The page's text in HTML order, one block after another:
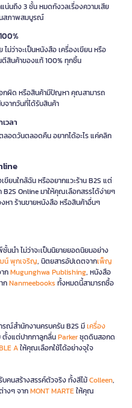
น่นถึง 3 ชั้น หมดกังวลเรื่องความเสีย
สภาพสมบูรณ์
ม่ว่าจะเป็นหนังสือ เครื่องเขียน หรือ
ตีสินค้าของแท้ 100% ทุกชิ้น
อกผิด หรือสินค้ามีปัญหา คุณสามารถ
จากวันที่ได้รับสินค้า
วลา
อดวันตลอดคืน อยากได้อะไร แค่คลิก
ยนใกล้ฉัน หรืออยากแวะร้าน B2S แต่
B2S Online มาให้คุณเลือกสรรได้ง่ายๆ
า ร้านขายหนังสือ หรือสินค้าอื่นๆ
นนำ ไม่ว่าจะเป็นนิยายยอดนิยมอย่าง
น์ พุกเจริญ, นิตยสารอัปเดตจากเพ็ญ
กMugunghwa Publishing, หนังสือ
กNanmeebooks ทั้งหมดนี้สามารถซื้อ
ณ์สำนักงานครบครัน B2S มีเครื่อง
ตั้งแต่ปากกาลูกลื่นParkerชุดดินสอกด
Aให้คุณเลือกใช้ได้อย่างจุใจ
บคนสร้างสรรค์ตัวจริง ทั้งสีไม้Colleen,
งๆ จากMONT MARTEให้คุณ